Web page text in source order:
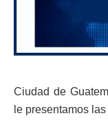
Ciudad de
le presentamos